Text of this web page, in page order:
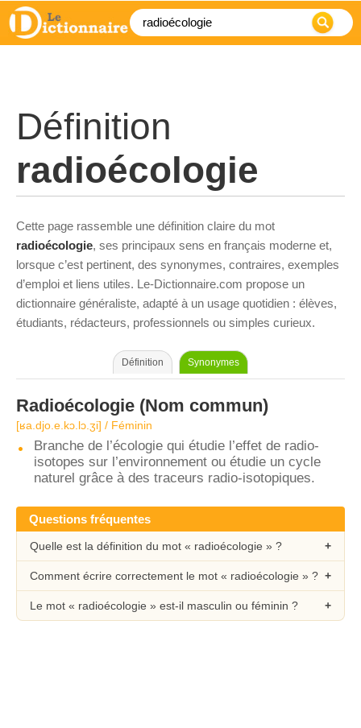
Définition
radioécologie
Cette page rassemble une définition claire du mot
radioécologie, ses principaux sens en français moderne et,
lorsque c’est pertinent, des synonymes, contraires, exemples
d’emploi et liens utiles. Le-Dictionnaire.com propose un
dictionnaire généraliste, adapté à un usage quotidien : élèves,
étudiants, rédacteurs, professionnels ou simples curieux.
Définition Synonymes
Radioécologie (Nom commun)
[ʁa.djo.e.kɔ.lɔ.ʒi] / Féminin
Branche de l’écologie qui étudie l’effet de radio-
isotopes sur l’environnement ou étudie un cycle
naturel grâce à des traceurs radio-isotopiques.
Questions fréquentes
Quelle est la définition du mot « radioécologie » ?
Comment écrire correctement le mot « radioécologie » ?
Le mot « radioécologie » est-il masculin ou féminin ?